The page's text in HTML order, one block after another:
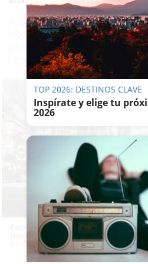
A sus 75 años, observa
evolución de lo cofrade;
perdido valores tan
respeto y la espiritualidad
Fernández-Gao, en días pasados, ante
que se inauguró siendo presidente de
ESTEBAN
TOP 2026: DESTINOS CLAVE
Inspírate y elige tu
2026